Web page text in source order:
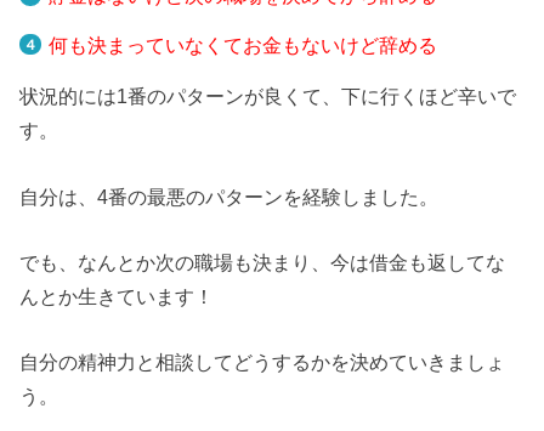
何も決まっていなくてお金もないけど辞める
状況的には1番のパターンが良くて、下に行くほど辛いで
す。
自分は、4番の最悪のパターンを経験しました。
でも、なんとか次の職場も決まり、今は借金も返してな
んとか生きています！
自分の精神力と相談してどうするかを決めていきましょ
う。